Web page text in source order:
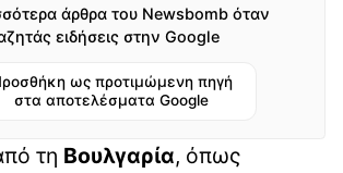
άρθρα του Newsbomb όταν
ειδήσεις στην Google
ως προτιμώμενη πηγή
στα αποτελέσματα Google
τη Βουλγαρία, όπως